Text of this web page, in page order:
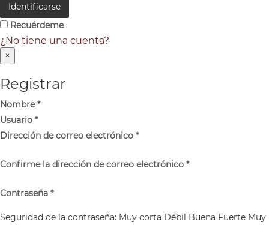
Identificarse
Recuérdeme
¿No tiene una cuenta?
×
Registrar
Nombre*
Usuario *
Dirección de correo electrónico *
Confirme la dirección de correo electrónico *
Contraseña *
Seguridad de la contraseña: Muy corta Débil Buena Fuerte Muy